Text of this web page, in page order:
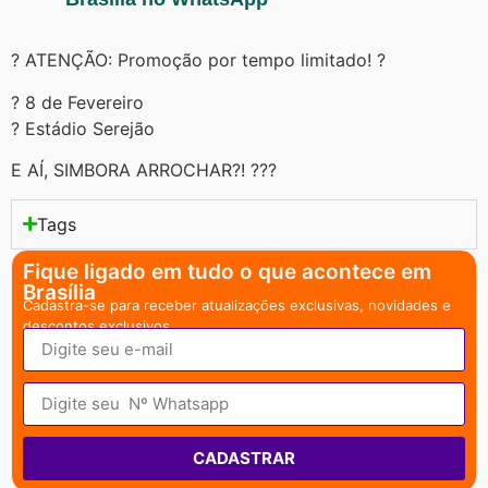
? ATENÇÃO: Promoção por tempo limitado! ?
? 8 de Fevereiro
? Estádio Serejão
E AÍ, SIMBORA ARROCHAR?! ???
Tags
Fique ligado em tudo o que acontece em
Brasília
Cadastra-se para receber atualizações exclusivas, novidades e
descontos exclusivos.
CADASTRAR